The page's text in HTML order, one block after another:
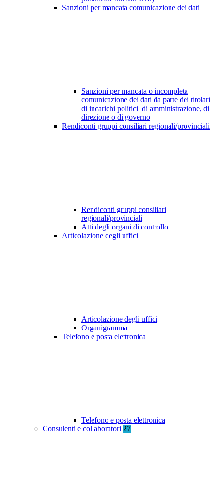
Sanzioni per mancata comunicazione dei dati
Sanzioni per mancata o incompleta
comunicazione dei dati da parte dei titolari
di incarichi politici, di amministrazione, di
direzione o di governo
Rendiconti gruppi consiliari regionali/provinciali
Rendiconti gruppi consiliari
regionali/provinciali
Atti degli organi di controllo
Articolazione degli uffici
Articolazione degli uffici
Organigramma
Telefono e posta elettronica
Telefono e posta elettronica
Consulenti e collaboratori 27